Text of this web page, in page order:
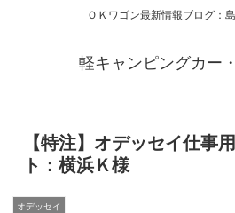
ＯＫワゴン最新情報ブログ：
軽キャンピングカー
【特注】オデッセイ仕事
ト：横浜Ｋ様
オデッセイ